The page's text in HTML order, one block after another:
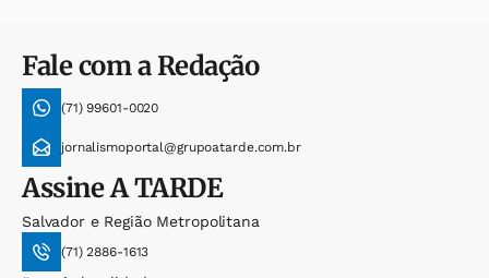
Fale com a Redação
(71) 99601-0020
jornalismoportal@grupoatarde.com.br
AssineA TARDE
Salvador e Região Metropolitana
(71) 2886-1613